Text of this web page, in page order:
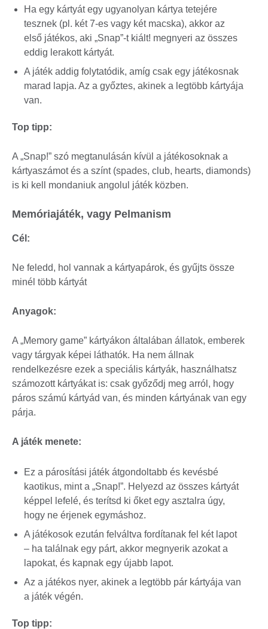
Ha egy kártyát egy ugyanolyan kártya tetejére
tesznek (pl. két 7-es vagy két macska), akkor az
első játékos, aki „Snap”-t kiált! megnyeri az összes
eddig lerakott kártyát.
A játék addig folytatódik, amíg csak egy játékosnak
marad lapja. Az a győztes, akinek a legtöbb kártyája
van.
Top tipp:
A „Snap!” szó megtanulásán kívül a játékosoknak a
kártyaszámot és a színt (spades, club, hearts, diamonds)
is ki kell mondaniuk angolul játék közben.
Memóriajáték, vagy Pelmanism
Cél:
Ne feledd, hol vannak a kártyapárok, és gyűjts össze
minél több kártyát
Anyagok:
A „Memory game” kártyákon általában állatok, emberek
vagy tárgyak képei láthatók. Ha nem állnak
rendelkezésre ezek a speciális kártyák, használhatsz
számozott kártyákat is: csak győződj meg arról, hogy
páros számú kártyád van, és minden kártyának van egy
párja.
A játék menete:
Ez a párosítási játék átgondoltabb és kevésbé
kaotikus, mint a „Snap!”. Helyezd az összes kártyát
képpel lefelé, és terítsd ki őket egy asztalra úgy,
hogy ne érjenek egymáshoz.
A játékosok ezután felváltva fordítanak fel két lapot
– ha találnak egy párt, akkor megnyerik azokat a
lapokat, és kapnak egy újabb lapot.
Az a játékos nyer, akinek a legtöbb pár kártyája van
a játék végén.
Top tipp: